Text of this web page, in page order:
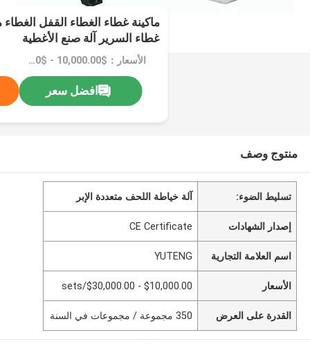
ماكينة غطاء الغطاء القفل الغطاء
غطاء السرير آلة صنع الأغطية
الأسعار：$10,000.00 - $30,000.00/sets
افضل سعر
منتوج وصف
تسليط الضوء: آلة خياطة اللحف متعددة الإبر
إصدار الشهادات CE Certificate
اسم العلامة التجارية YUTENG
الأسعار $10,000.00 - $30,000.00/sets
القدرة على العرض 350 مجموعة / مجموعات في السنة